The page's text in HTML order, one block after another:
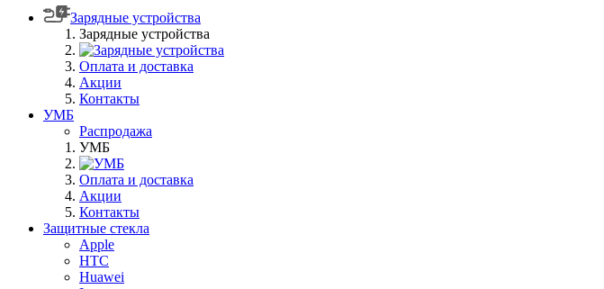
Зарядные устройства
Зарядные устройства
Оплата и доставка
Акции
Контакты
УМБ
Распродажа
УМБ
Оплата и доставка
Акции
Контакты
Защитные стекла
Apple
HTC
Huawei